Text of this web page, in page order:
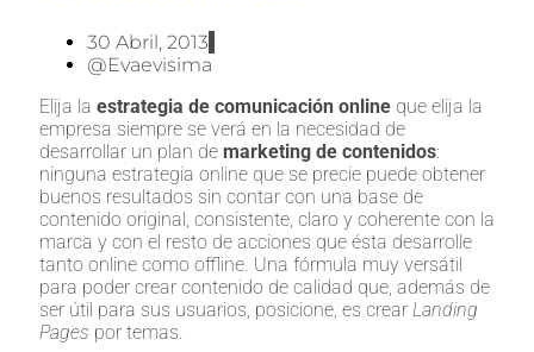
30 Abril, 2013
@evaevisima
Elija la estrategia de comunicación online que elija la
empresa siempre se verá en la necesidad de
desarrollar un plan de marketing de contenidos:
ninguna estrategia online que se precie puede obtener
buenos resultados sin contar con una base de
contenido original, consistente, claro y coherente con la
marca y con el resto de acciones que ésta desarrolle
tanto online como offline. Una fórmula muy versátil
para poder crear contenido de calidad que, además de
ser útil para sus usuarios, posicione, es crear Landing
Pages por temas.